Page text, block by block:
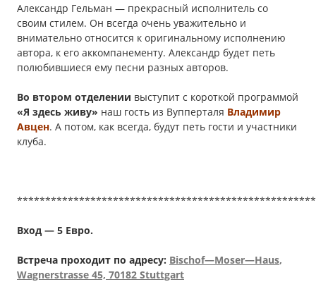
Александр Гельман — прекрасный исполнитель со
своим стилем. Он всегда очень уважительно и
внимательно относится к оригинальному исполнению
автора, к его аккомпанементу. Александр будет петь
полюбившиеся ему песни разных авторов.
Во втором отделении выступит с короткой программой
«Я здесь живу» наш гость из Вупперталя Владимир
Авцен. А потом, как всегда, будут петь гости и участники
клуба.
Вход — 5 Евро.
Встреча проходит по адресу: Bischof—Moser—Haus,
Wagnerstrasse 45, 70182 Stuttgart